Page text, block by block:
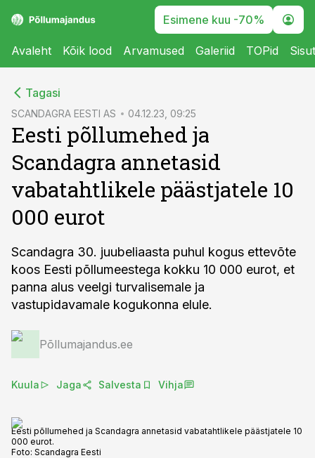
Esimene kuu -70%
Avaleht Kõik lood Arvamused Galeriid TOPid
Tagasi
SCANDAGRA EESTI AS 04.12.23, 09:25
Eesti põllumehed ja
Scandagra annetasid
vabatahtlikele päästjatele 10
000 eurot
Scandagra 30. juubeliaasta puhul kogus ettevõte
koos Eesti põllumeestega kokku 10 000 eurot, et
panna alus veelgi turvalisemale ja
vastupidavamale kogukonna elule.
Põllumajandus.ee
Kuula Jaga Salvesta Vihja
Eesti põllumehed ja Scandagra annetasid vabatahtlikele päästjatele 10
000 eurot.
Foto: Scandagra Eesti